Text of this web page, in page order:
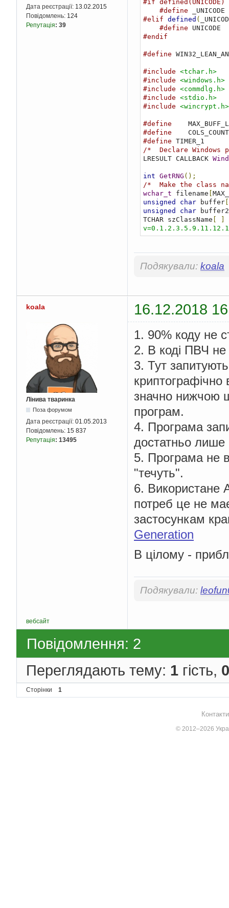
Дата реєстрації: 13.02.2015
Повідомлень: 124
Репутація: 39
#if defined(UNICODE)
#define
#elif defined (
#define
#endif
#define
#include <tchar.h>
#include <windows.h>
#include <commdlg.h>
#include <stdio.h>
#include <wincrypt.h>
#define
#define
#define
/*  Declare Windows
LRESULT CALLBACK
int GetRNG ();
/*  Make the class
wchar_t filename
unsigned
char buffer[
unsigned
char buffer2
TCHAR szClassName
static HCRYPTPROV
{
    HWND hwnd
;
    MSG messages
;
    WNDCLASSEX wincl
;
/* The Window
    wincl
. hInstance =
    wincl
.
    wincl
.style =
    wincl
.cbSize =
/* Use default
    wincl
.hIcon =
    wincl
.hCursor =
    wincl
.
    wincl
.cbClsExtra
*/
    wincl
/* Use
    wincl
/* Register the
if (!
return
/* The class is
    hwnd
=
375,
);
ShowWindow (hwnd,
/* Run the
while (GetMessage
Подякували: koala
koala 16.12.2018
Лінива тваринка
Поза форумом
Дата реєстрації: 01.05.2013
Повідомлень: 15 837
Репутація: 13495
1. 90% коду не
2. В коді ПВЧ не
3. Тут
криптографічно
значно нижчою
програм.
4. Програма
достатньо лише
5. Програма не
"течуть".
6. Використане
потреб це не
застосункам
Generation
В цілому -
Подякували:
вебсайт
Повідомлення: 2
Переглядають тему: 1 гість, 0
Сторінки 1
© 2012–2026